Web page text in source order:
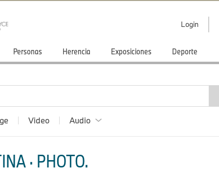
Login
Personas Herencia Exposiciones Deporte
Video Audio
· PHOTO.